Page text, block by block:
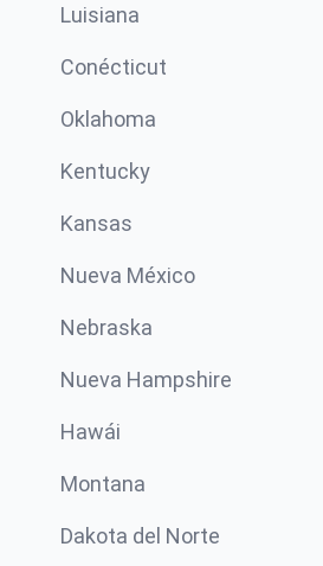
Luisiana
Conécticut
Oklahoma
Kentucky
Kansas
Nueva México
Nebraska
Nueva Hampshire
Hawái
Montana
Dakota del Norte